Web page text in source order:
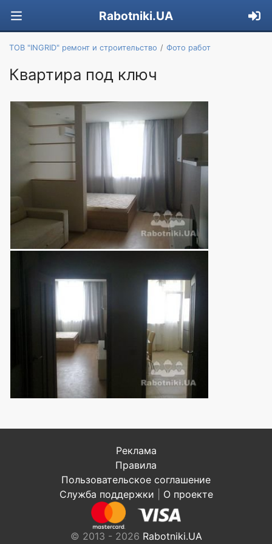
Rabotniki.UA
ТОВ "INGRID" ремонт и строительство Фото работ
Квартира под ключ
Реклама
Правила
Пользовательское соглашение
Служба поддержки
О проекте
© 2013 - 2026 Rabotniki.UA